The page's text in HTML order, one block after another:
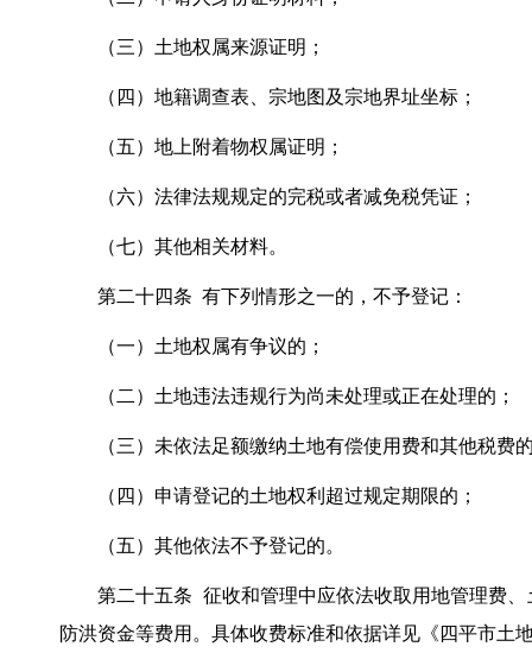
（三）土地权属来源证明；
（四）地籍调查表、宗地图及宗地界址坐标；
（五）地上附着物权属证明；
（六）法律法规规定的完税或者减免税凭证；
（七）其他相关材料。
第二十四条 有下列情形之一的，不予登记：
（一）土地权属有争议的；
（二）土地违法违规行为尚未处理或正在处理的；
（三）未依法足额缴纳土地有偿使用费和其他税费
（四）申请登记的土地权利超过规定期限的；
（五）其他依法不予登记的。
第二十五条 征收和管理中应依法收取用地管理费、
防洪资金等费用。具体收费标准和依据详见《四平市土